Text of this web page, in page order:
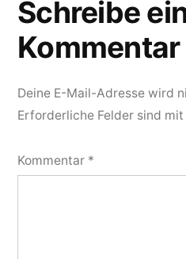
Schreibe
Kommentar
Deine E-Mail-Adresse wird
Erforderliche Felder sind mit
Kommentar *